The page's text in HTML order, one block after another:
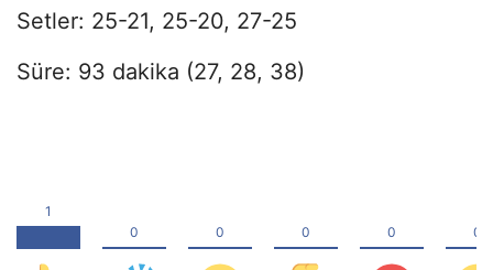
Setler: 25-21, 25-20, 27-25
Süre: 93 dakika (27, 28, 38)